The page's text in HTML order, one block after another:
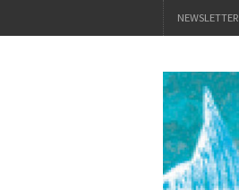
NEWSLETTER